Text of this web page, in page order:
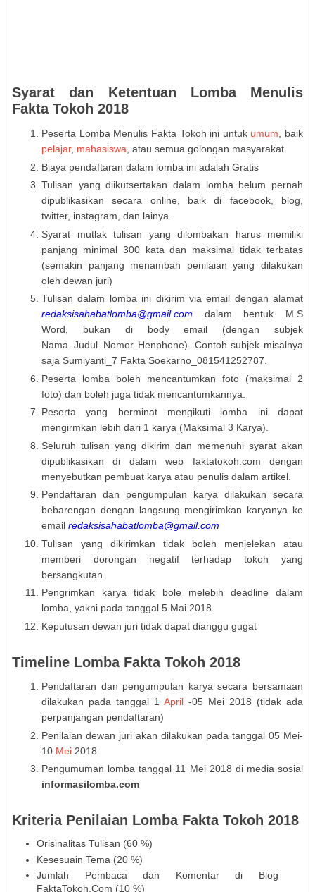
Syarat dan Ketentuan Lomba Menulis
Fakta Tokoh 2018
Peserta Lomba Menulis Fakta Tokoh ini untuk umum , baik
pelajar, mahasiswa , atau semua golongan masyarakat.
Biaya pendaftaran dalam lomba ini adalah Gratis
Tulisan yang diikutsertakan dalam lomba belum pernah
dipublikasikan secara online, baik di facebook, blog,
twitter, instagram, dan lainya.
Syarat mutlak tulisan yang dilombakan harus memiliki
panjang minimal 300 kata dan maksimal tidak terbatas
(semakin panjang menambah penilaian yang dilakukan
oleh dewan juri)
Tulisan dalam lomba ini dikirim via email dengan alamat
redaksisahabatlomba@gmail.com dalam bentuk M.S
Word, bukan di body email (dengan subjek
Nama_Judul_Nomor Henphone). Contoh subjek misalnya
saja Sumiyanti_7 Fakta Soekarno_081541252787.
Peserta lomba boleh mencantumkan foto (maksimal 2
foto) dan boleh juga tidak mencantumkannya.
Peserta yang berminat mengikuti lomba ini dapat
mengirmkan lebih dari 1 karya (Maksimal 3 Karya).
Seluruh tulisan yang dikirim dan memenuhi syarat akan
dipublikasikan di dalam web faktatokoh.com dengan
menyebutkan pembuat karya atau penulis dalam artikel.
Pendaftaran dan pengumpulan karya dilakukan secara
bebarengan dengan langsung mengirimkan karyanya ke
email redaksisahabatlomba@gmail.com
Tulisan yang dikirimkan tidak boleh menjelekan atau
memberi dorongan negatif terhadap tokoh yang
bersangkutan.
Pengrimkan karya tidak bole melebih deadline dalam
lomba, yakni pada tanggal 5 Mai 2018
Keputusan dewan juri tidak dapat dianggu gugat
Timeline Lomba Fakta Tokoh 2018
Pendaftaran dan pengumpulan karya secara bersamaan
dilakukan pada tanggal 1 April -05 Mei 2018 (tidak ada
perpanjangan pendaftaran)
Penilaian dewan juri akan dilakukan pada tanggal 05 Mei-
10 Mei 2018
Pengumuman lomba tanggal 11 Mei 2018 di media sosial
informasilomba.com
Kriteria Penilaian Lomba Fakta Tokoh 2018
Orisinalitas Tulisan (60 %)
Kesesuain Tema (20 %)
Jumlah Pembaca dan Komentar di Blog
FaktaTokoh.Com (10 %)